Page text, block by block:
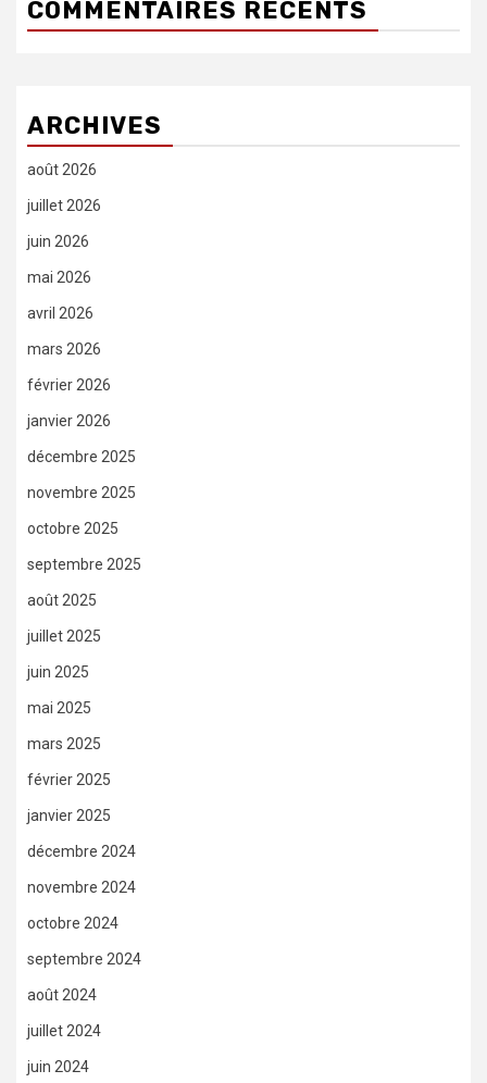
COMMENTAIRES RÉCENTS
ARCHIVES
août 2026
juillet 2026
juin 2026
mai 2026
avril 2026
mars 2026
février 2026
janvier 2026
décembre 2025
novembre 2025
octobre 2025
septembre 2025
août 2025
juillet 2025
juin 2025
mai 2025
mars 2025
février 2025
janvier 2025
décembre 2024
novembre 2024
octobre 2024
septembre 2024
août 2024
juillet 2024
juin 2024